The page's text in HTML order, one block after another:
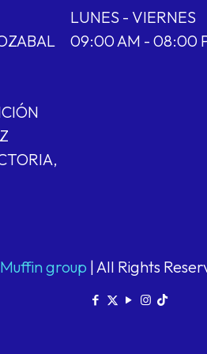
LUNES - VIERNES
09:00 AM - 08:00
Muffin group | All Rights